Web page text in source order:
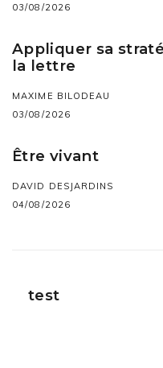
03/08/2026
Appliquer sa
la lettre
MAXIME BILODEAU
03/08/2026
Être vivant
DAVID DESJARDINS
04/08/2026
test